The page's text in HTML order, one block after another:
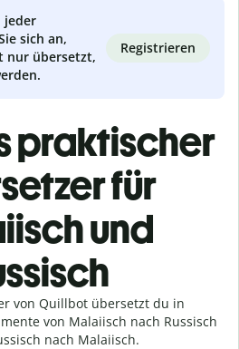
jeder
sich an,
nur übersetzt,
Registrieren
praktischer
für
und
von Quillbot übersetzt du in
von Malaiisch nach Russisch
nach Malaiisch.